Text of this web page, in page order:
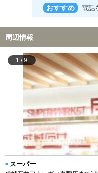
おすすめ 電話
周辺情報
1 /9
スーパー